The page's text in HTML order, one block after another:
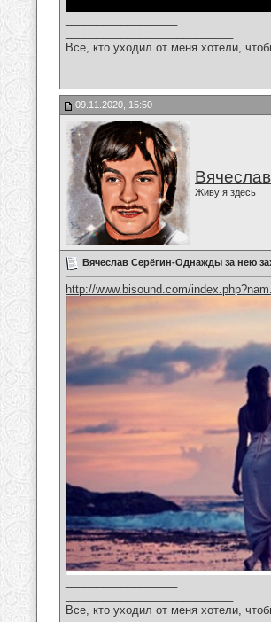
Все, кто уходил от меня хотели,
09.11.2020, 15:50
Живу я здесь
Вячеслав Серёгин-Однажды за нею
http://www.bisound.com/
Все, кто уходил от меня хотели,